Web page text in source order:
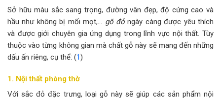
Sở hữu màu sắc sang trọng, đường vân đẹp, độ cứng cao và
hầu như không bị mối mọt,… gõ đỏngày càng được yêu thích
và được giới chuyên gia ứng dụng trong lĩnh vực nội thất. Tùy
thuộc vào từng không gian mà chất gỗ này sẽ mang đến những
dấu ấn riêng, cụ thể: (1)
1. Nội thất phòng thờ
Với sắc đỏ đặc trưng, loại gỗ này sẽ giúp các sản phẩm nội